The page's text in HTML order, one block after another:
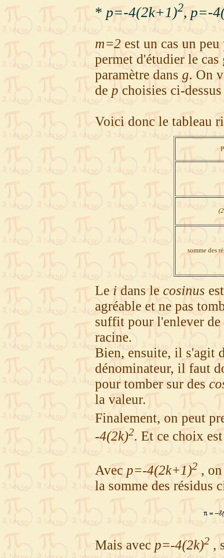
* p=-4(2k+1)2,p=-
m=2 est un cas un
permet d'étudier le
paramètre dans g. On
de pchoisies ci-
Voici donc le tableau
somme des
Leidans le cosinus
agréable et ne pas
suffit pour l'enlever
racine.
Bien, ensuite, il s'agit
dénominateur, il faut
pour tomber sur des
la valeur.
Finalement, on peut
-4(2k)2. Et ce choix
Avec p=-4(2k+1)2 ,
la somme des résidus
Mais avec p=-4(2k)2 ,